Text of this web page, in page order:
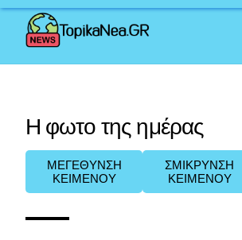
Skip
content
Η φωτο της ημέρας
ΜΕΓΕΘΥΝΣΗ
ΚΕΙΜΕΝΟΥ
ΣΜΙΚΡΥΝΣΗ
ΚΕΙΜΕΝΟΥ